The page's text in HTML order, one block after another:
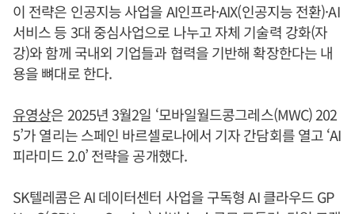
이 전략은 인공지능 사업을 AI인프라·AIX(인공지능 전환)·AI
서비스 등 3대 중심사업으로 나누고 자체 기술력 강화(자
강)와 함께 국내외 기업들과 협력을 기반해 확장한다는 내
용을 뼈대로 한다.
유영상은 2025년 3월2일 ‘모바일월드콩그레스(MWC) 202
5’가 열리는 스페인 바르셀로나에서 기자 간담회를 열고 ‘AI
피라미드 2.0’ 전략을 공개했다.
SK텔레콤은 AI 데이터센터 사업을 구독형 AI 클라우드 GP